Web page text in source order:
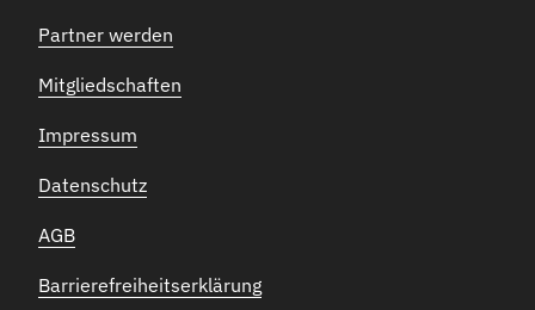
Partner werden
Mitgliedschaften
Impressum
Datenschutz
AGB
Barrierefreiheitserklärung